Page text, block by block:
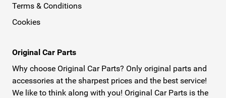
Terms & Conditions
Cookies
Original Car Parts
Why choose Original Car Parts? Only original parts and
accessories at the sharpest prices and the best service!
We like to think along with you! Original Car Parts is the